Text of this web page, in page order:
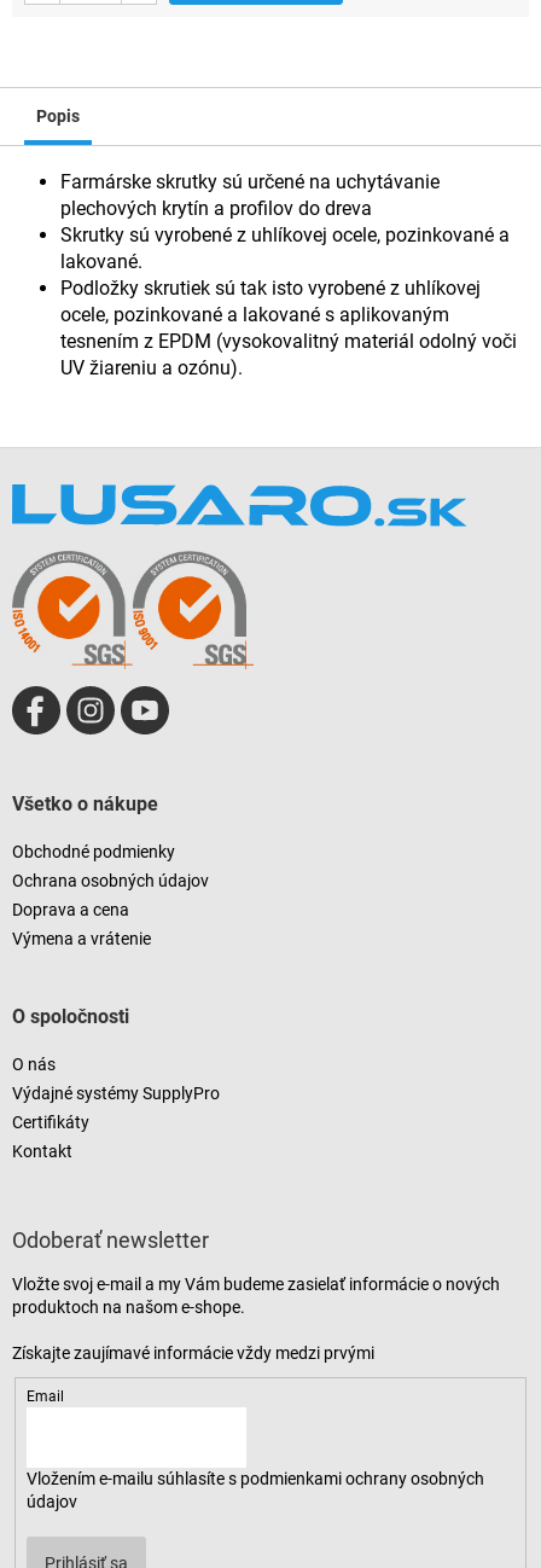
Popis
Farmárske skrutky sú určené na uchytávanie
plechových krytín a profilov do dreva
Skrutky sú vyrobené z uhlíkovej ocele, pozinkované a
lakované.
Podložky skrutiek sú tak isto vyrobené z uhlíkovej
ocele, pozinkované a lakované s aplikovaným
tesnením z EPDM (vysokovalitný materiál odolný voči
UV žiareniu a ozónu).
Všetko o nákupe
Obchodné podmienky
Ochrana osobných údajov
Doprava a cena
Výmena a vrátenie
O spoločnosti
O nás
Výdajné systémy SupplyPro
Certifikáty
Kontakt
Odoberať newsletter
Vložte svoj e-mail a my Vám budeme zasielať informácie o nových
produktoch na našom e-shope.
Email
Vložením e-mailu súhlasíte s podmienkami ochrany osobných
údajov
Prihlásiť sa